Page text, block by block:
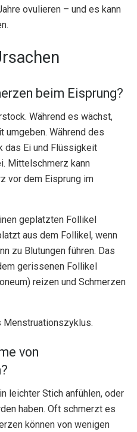
ovulieren – und es kann
beim Eisprung?
Während es wächst,
Während des
das Ei und Flüssigkeit
Mittelschmerz kann
vor dem Eisprung im
geplatzten Follikel
aus dem Follikel, wenn
zu Blutungen führen. Das
gerissenen Follikel
reizen und Schmerzen
Menstruationszyklus.
von
leichter Stich anfühlen, oder
haben. Oft schmerzt es
können von wenigen